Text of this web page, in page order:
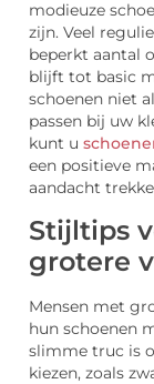
modieuze
zijn. Veel
beperkt aantal
blijft tot basic
schoenen niet
passen bij uw
kunt u
een positieve
aandacht
Stijltips
grotere
Mensen met
hun schoenen
slimme truc is
kiezen, zoals